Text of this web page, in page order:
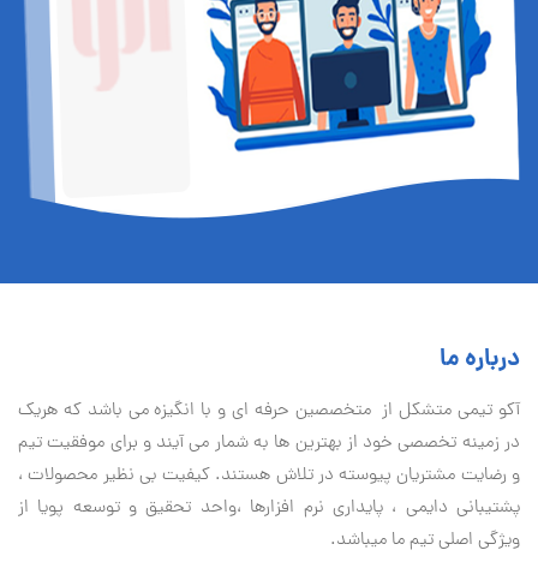
درباره ما
آكو تيمی متشکل از متخصصین حرفه ای و با انگیزه می باشد که هریک
در زمینه تخصصی خود از بهترین ها به شمار می آیند و برای موفقیت تيم
و رضایت مشتریان پیوسته در تلاش هستند. کیفیت بی نظير محصولات ،
پشتیبانی دايمی ، پایداری نرم افزارها ،واحد تحقیق و توسعه پویا از
ویژگی اصلی تیم ما میباشد.